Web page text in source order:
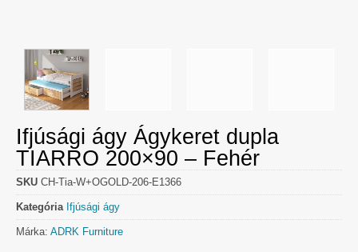
Ifjúsági ágy Ágykeret dupla
TIARRO 200×90 – Fehér
SKU CH-Tia-W+OGOLD-206-E1366
Kategória Ifjúsági ágy
Márka: ADRK Furniture